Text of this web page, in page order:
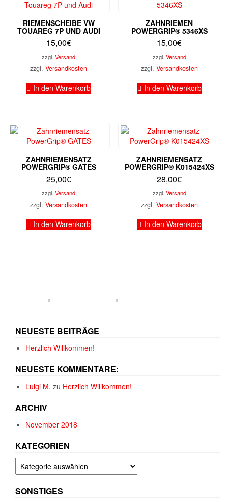
RIEMENSCHEIBE VW
TOUAREG 7P UND AUDI
15,00€
zzgl.Versand
zzgl.Versandkosten
In den Warenkorb
ZAHNRIEMEN
POWERGRIP® 5346XS
15,00€
zzgl. Versand
zzgl. Versandkosten
In den Warenkorb
ZAHNRIEMENSATZ
POWERGRIP® GATES
25,00€
zzgl.Versand
zzgl.Versandkosten
In den Warenkorb
ZAHNRIEMENSATZ
POWERGRIP® K015424XS
28,00€
zzgl. Versand
zzgl. Versandkosten
In den Warenkorb
NEUESTE BEITRÄGE
Herzlich Willkommen!
NEUESTE KOMMENTARE:
Luigi M. zu Herzlich Willkommen!
ARCHIV
November 2018
KATEGORIEN
Kategorien
SONSTIGES